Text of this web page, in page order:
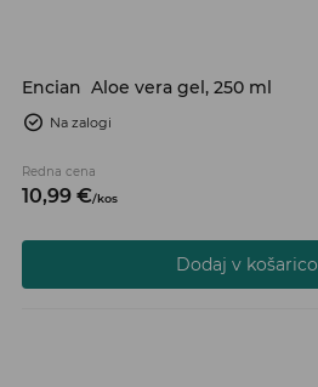
Encian Aloe vera gel, 250 ml
Na zalogi
Redna cena
10,99 €/kos
Dodaj v košarico